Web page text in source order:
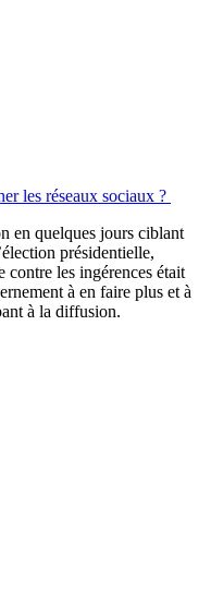
les réseaux sociaux ?
en quelques jours ciblant
présidentielle,
contre les ingérences était
à en faire plus et à
à la diffusion.